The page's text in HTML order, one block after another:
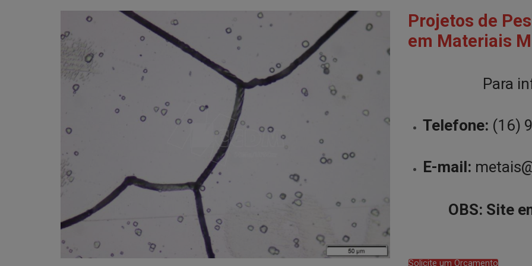
Projetos de
em Materiais
Para
Telefone: (16)
E-mail:
OBS: Site
Solicite um Orçamento